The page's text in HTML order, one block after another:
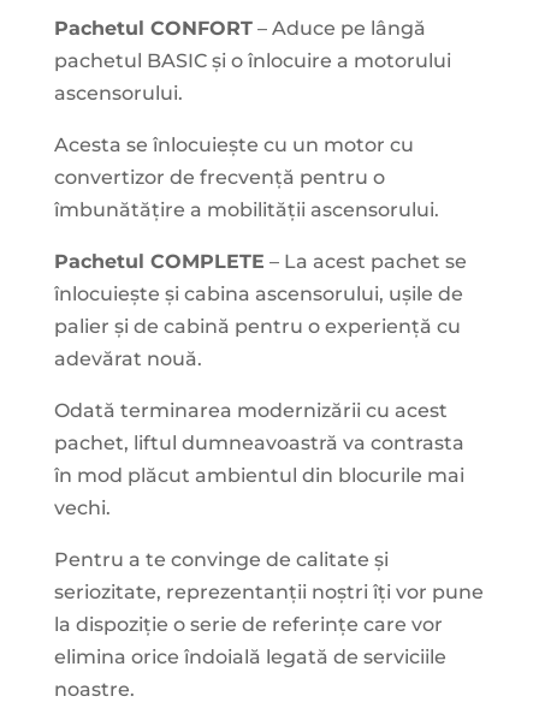
Pachetul CONFORT– Aduce pe lângă
pachetul BASIC și o înlocuire a motorului
ascensorului.
Acesta se înlocuiește cu un motor cu
convertizor de frecvență pentru o
îmbunătățire a mobilității ascensorului.
Pachetul COMPLETE – La acest pachet se
înlocuiește și cabina ascensorului, ușile de
palier și de cabină pentru o experiență cu
adevărat nouă.
Odată terminarea modernizării cu acest
pachet, liftul dumneavoastră va contrasta
în mod plăcut ambientul din blocurile mai
vechi.
Pentru a te convinge de calitate și
seriozitate, reprezentanții noștri îți vor pune
la dispoziție o serie de referințe care vor
elimina orice îndoială legată de serviciile
noastre.